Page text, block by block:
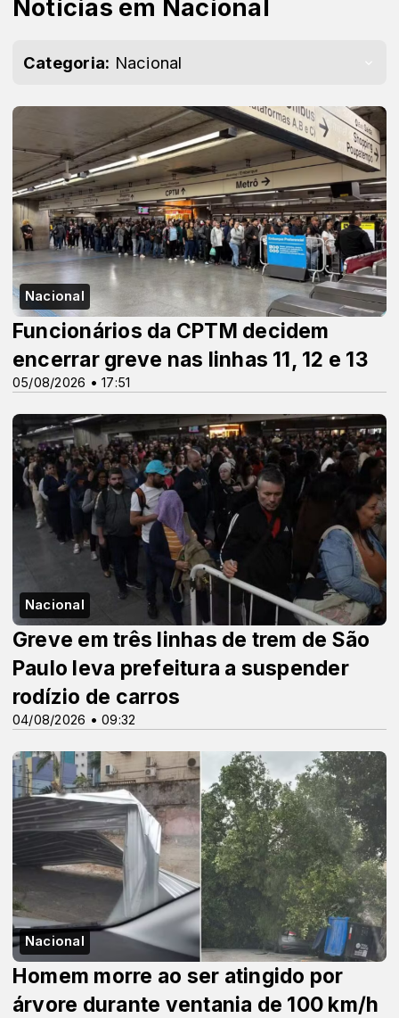
Notícias em Nacional
Categoria: Nacional
Nacional
05/08/2026 • 17:51
Funcionários da CPTM decidem
encerrar greve nas linhas 11, 12 e 13
Nacional
04/08/2026 • 09:32
Greve em três linhas de trem de São
Paulo leva prefeitura a suspender
rodízio de carros
Nacional
Homem morre ao ser atingido por
árvore durante ventania de 100 km/h